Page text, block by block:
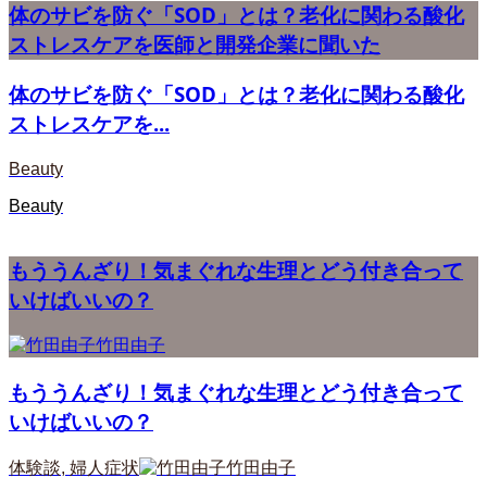
体のサビを防ぐ「SOD」とは？老化に関わる酸化
ストレスケアを医師と開発企業に聞いた
体のサビを防ぐ「SOD」とは？老化に関わる酸化
ストレスケアを...
Beauty
Beauty
もううんざり！気まぐれな生理とどう付き合って
いけばいいの？
竹田由子
もううんざり！気まぐれな生理とどう付き合って
いけばいいの？
体験談, 婦人症状 竹田由子